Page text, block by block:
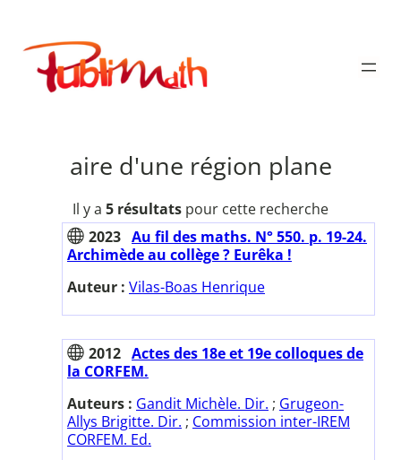
contenu
Publimath
aire d'une région plane
Il y a 5 résultats pour cette recherche
2023 Au fil des maths. N° 550. p. 19-24.
Archimède au collège ? Eurêka !
Auteur : Vilas-Boas Henrique
2012 Actes des 18e et 19e colloques de
la CORFEM.
Auteurs : Gandit Michèle. Dir. ; Grugeon-
Allys Brigitte. Dir. ; Commission inter-IREM
CORFEM. Ed.